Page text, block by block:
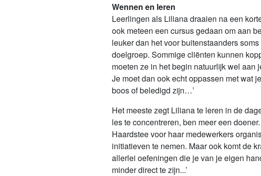
Wennen en leren
Leerlingen als Liliana draaien na een
ook meteen een cursus gedaan om aan
leuker dan het voor buitenstaanders
doelgroep. Sommige cliënten kunnen
moeten ze in het begin natuurlijk wel
Je moet dan ook echt oppassen met wat
boos of beledigd zijn…’
Het meeste zegt Liliana te leren in de
les te concentreren, ben meer een
Haardstee voor haar medewerkers
initiatieven te nemen. Maar ook komt de
allerlei oefeningen die je van je eigen
minder direct te zijn...’